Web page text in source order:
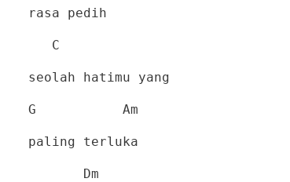
rasa pedih
C
seolah hatimu yang
G Am
paling terluka
Dm